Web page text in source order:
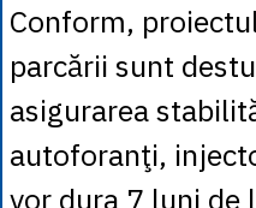
Conform,
parcării sunt
asigurarea
autoforanţi,
vor dura 7 luni de